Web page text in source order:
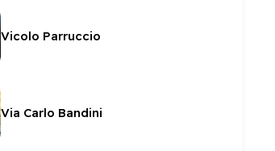
Vicolo Parruccio
Via Carlo Bandini